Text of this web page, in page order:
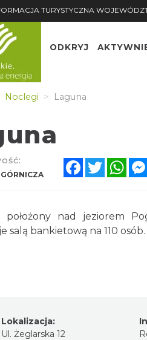
TURYSTYCZNA
ODKRYJ
Noclegi Laguna
FacebookTwitter
położony nad jeziorem
salą bankietową na 110 osób.
Lokalizacja:
Ul. Żeglarska 12